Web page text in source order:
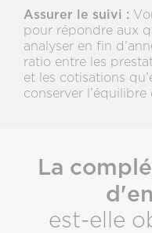
Assurer le suivi :
pour répondre aux
analyser en fin
ratio entre les
et les cotisations
conserver
La
est-elle